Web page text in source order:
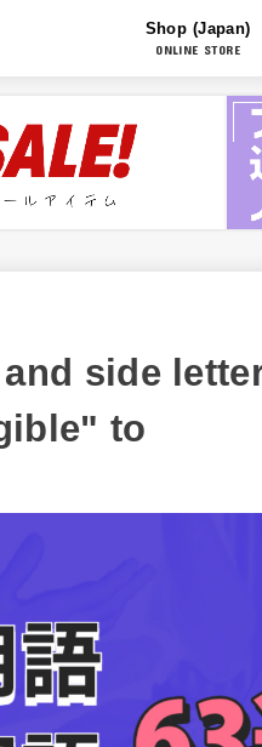
Shop (Japan)
ONLINE STORE
side
to